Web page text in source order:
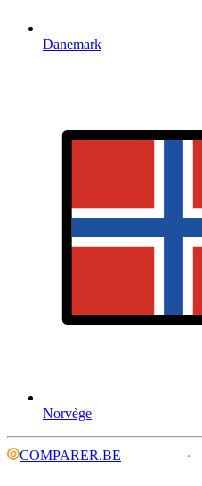
Danemark
Norvège
COMPARER.BE